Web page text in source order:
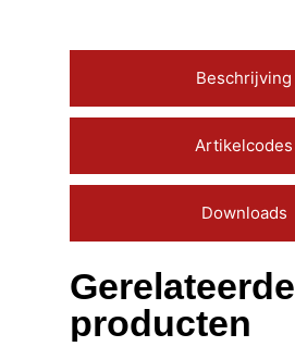
Beschrijving
Artikelcodes
Downloads
Gerelateerde
producten